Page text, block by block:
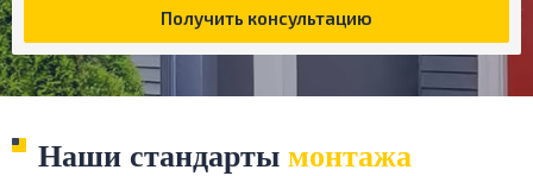
Получить консультацию
Наши стандарты монтажа